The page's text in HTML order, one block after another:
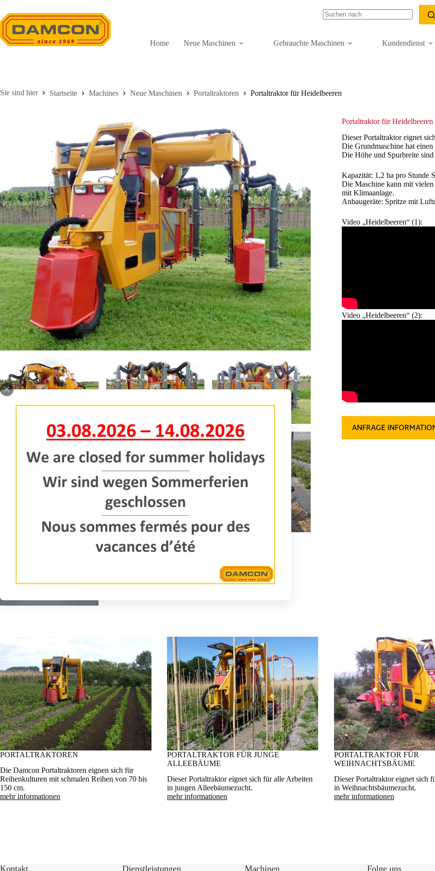
Inhalt
springen
Home Neue Maschinen Gebrauchte Maschinen Kundendienst
Startseite Machines Neue Maschinen Portaltraktoren Portaltraktor für Heidelbeeren
Portaltraktor für Heidelbeeren
Dieser Portaltraktor eignet
Die Grundmaschine hat
Die Höhe und Spurbreite
Kapazität: 1,2 ha pro Stunde
Die Maschine kann mit
mit Klimaanlage.
Anbaugeräte: Spritze mit
Video „Heidelbeeren“ (1):
Video „Heidelbeeren“ (2):
ANFRAGE
PORTALTRAKTOREN
Die Damcon Portaltraktoren eignen sich für
Reihenkulturen mit schmalen Reihen von 70 bis
150 cm.
mehr informationen
PORTALTRAKTOR FÜR JUNGE
ALLEEBÄUME
Dieser Portaltraktor eignet sich für alle Arbeiten
in jungen Alleebäumezucht.
mehr informationen
PORTALTRAKTOR FÜR
WEIHNACHTSBÄUME
Dieser Portaltraktor eignet sich
in Weihnachtsbäumezucht.
mehr informationen
Kontakt Dienstleistungen Machinen Folge uns